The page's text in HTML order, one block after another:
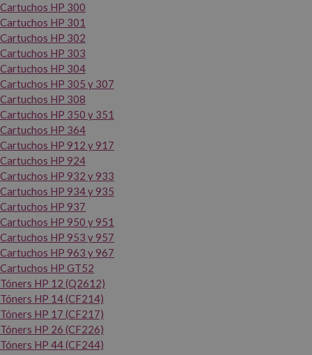
Cartuchos HP 300
Cartuchos HP 301
Cartuchos HP 302
Cartuchos HP 303
Cartuchos HP 304
Cartuchos HP 305 y 307
Cartuchos HP 308
Cartuchos HP 350 y 351
Cartuchos HP 364
Cartuchos HP 912 y 917
Cartuchos HP 924
Cartuchos HP 932 y 933
Cartuchos HP 934 y 935
Cartuchos HP 937
Cartuchos HP 950 y 951
Cartuchos HP 953 y 957
Cartuchos HP 963 y 967
Cartuchos HP GT52
Tóners HP 12 (Q2612)
Tóners HP 14 (CF214)
Tóners HP 17 (CF217)
Tóners HP 26 (CF226)
Tóners HP 44 (CF244)